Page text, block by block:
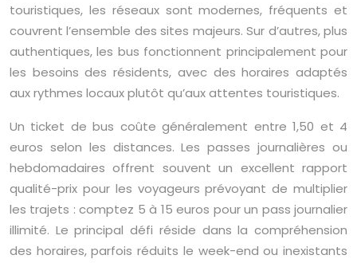
touristiques, les réseaux sont modernes, fréquents et
couvrent l’ensemble des sites majeurs. Sur d’autres, plus
authentiques, les bus fonctionnent principalement pour
les besoins des résidents, avec des horaires adaptés
aux rythmes locaux plutôt qu’aux attentes touristiques.
Un ticket de bus coûte généralement entre 1,50 et 4
euros selon les distances. Les passes journalières ou
hebdomadaires offrent souvent un excellent rapport
qualité-prix pour les voyageurs prévoyant de multiplier
les trajets : comptez 5 à 15 euros pour un pass journalier
illimité. Le principal défi réside dans la compréhension
des horaires, parfois réduits le week-end ou inexistants